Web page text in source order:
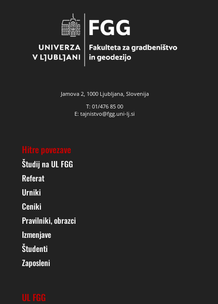
Jamova 2, 1000 Ljubljana, Slovenija
T: 01/476 85 00
E: tajnistvo@fgg.uni-lj.si
Hitre povezave
Študij na UL FGG
Referat
Urniki
Ceniki
Pravilniki, obrazci
Izmenjave
Študenti
Zaposleni
UL FGG